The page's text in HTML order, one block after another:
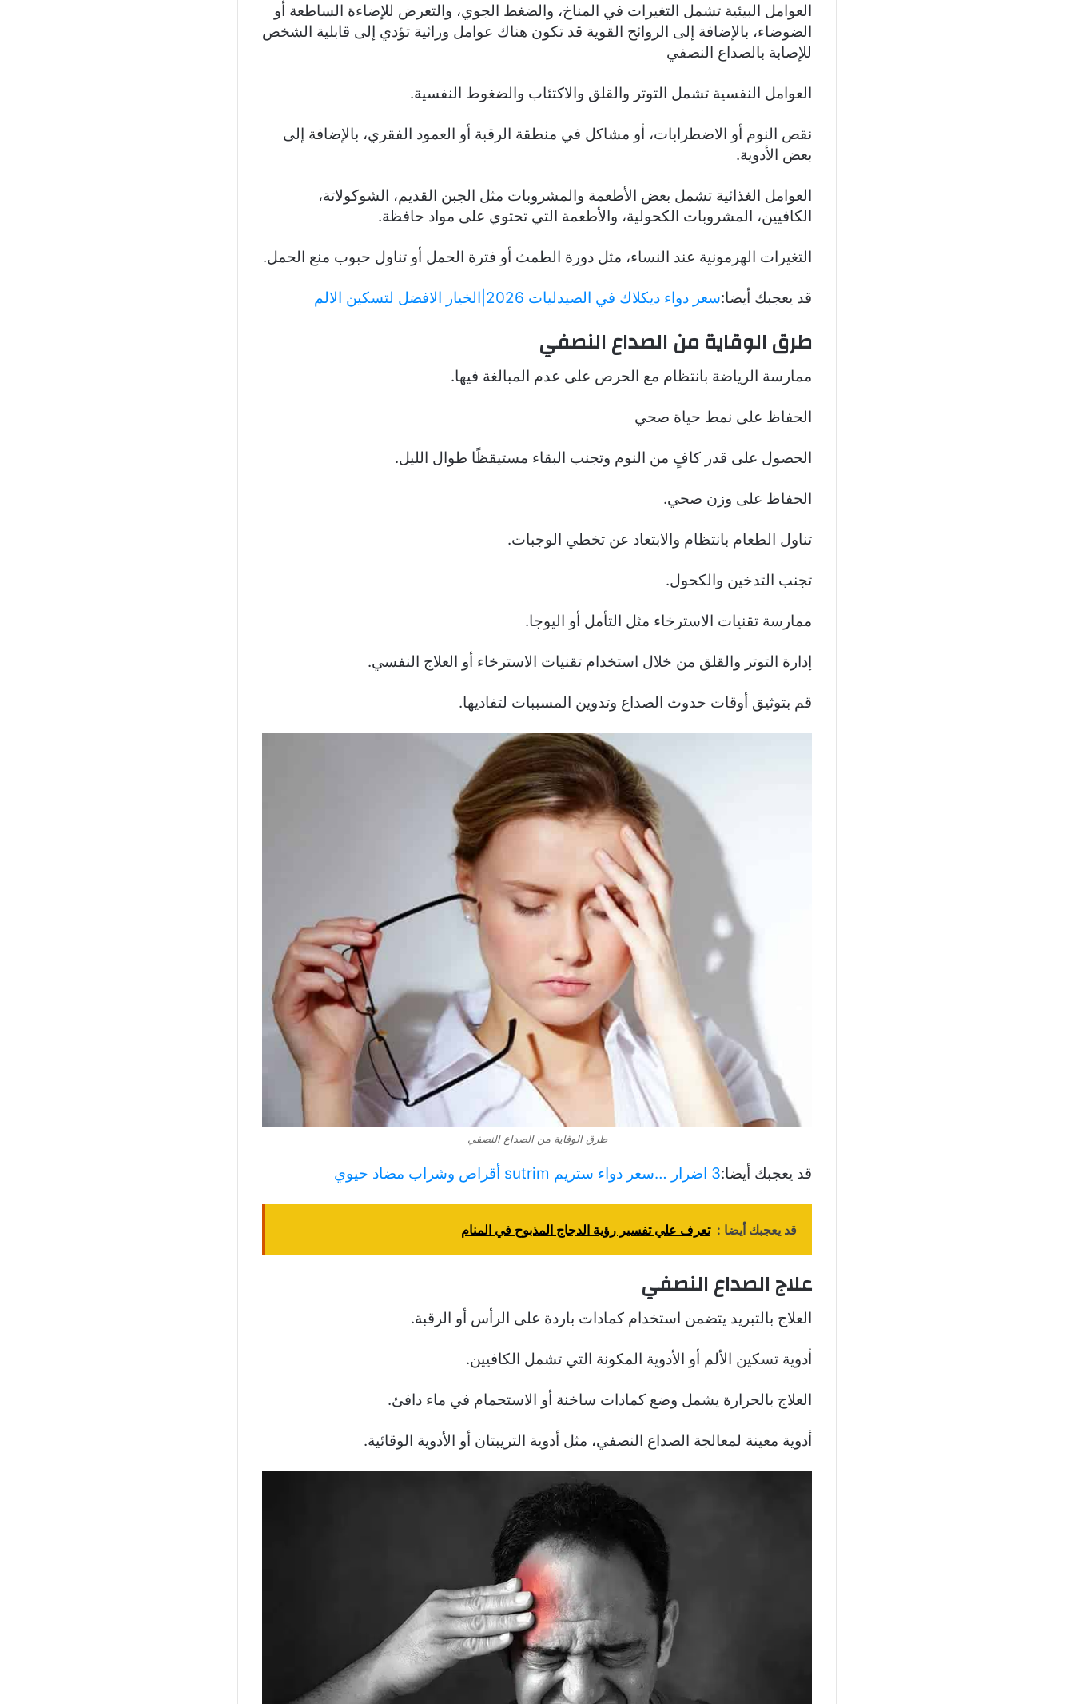
العوامل البيئية تشمل التغيرات في المناخ، والضغط الجوي، والتعرض للإضاءة الساطعة أو
الضوضاء، بالإضافة إلى الروائح القوية قد تكون هناك عوامل وراثية تؤدي إلى قابلية الشخص
للإصابة بالصداع النصفي
العوامل النفسية تشمل التوتر والقلق والاكتئاب والضغوط النفسية.
نقص النوم أو الاضطرابات، أو مشاكل في منطقة الرقبة أو العمود الفقري، بالإضافة إلى
بعض الأدوية.
العوامل الغذائية تشمل بعض الأطعمة والمشروبات مثل الجبن القديم، الشوكولاتة،
الكافيين، المشروبات الكحولية، والأطعمة التي تحتوي على مواد حافظة.
التغيرات الهرمونية عند النساء، مثل دورة الطمث أو فترة الحمل أو تناول حبوب منع الحمل.
قد يعجبك أيضا:سعر دواء ديكلاك في الصيدليات 2026|الخيار الافضل لتسكين الالم
طرق الوقاية من الصداع النصفي
ممارسة الرياضة بانتظام مع الحرص على عدم المبالغة فيها.
الحفاظ على نمط حياة صحي
الحصول على قدر كافٍ من النوم وتجنب البقاء مستيقظًا طوال الليل.
الحفاظ على وزن صحي.
تناول الطعام بانتظام والابتعاد عن تخطي الوجبات.
تجنب التدخين والكحول.
ممارسة تقنيات الاسترخاء مثل التأمل أو اليوجا.
إدارة التوتر والقلق من خلال استخدام تقنيات الاسترخاء أو العلاج النفسي.
قم بتوثيق أوقات حدوث الصداع وتدوين المسببات لتفاديها.
طرق الوقاية من الصداع النصفي
قد يعجبك أيضا:3 اضرار …سعر دواء ستريم sutrim أقراص وشراب مضاد حيوي
قد يعجبك أيضا : تعرف علي تفسير رؤية الدجاج المذبوح في المنام
علاج الصداع النصفي
العلاج بالتبريد يتضمن استخدام كمادات باردة على الرأس أو الرقبة.
أدوية تسكين الألم أو الأدوية المكونة التي تشمل الكافيين.
العلاج بالحرارة يشمل وضع كمادات ساخنة أو الاستحمام في ماء دافئ.
أدوية معينة لمعالجة الصداع النصفي، مثل أدوية التريبتان أو الأدوية الوقائية.